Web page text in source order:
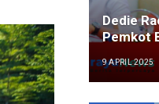
Dedie
Pemkot
9 APRIL 2025